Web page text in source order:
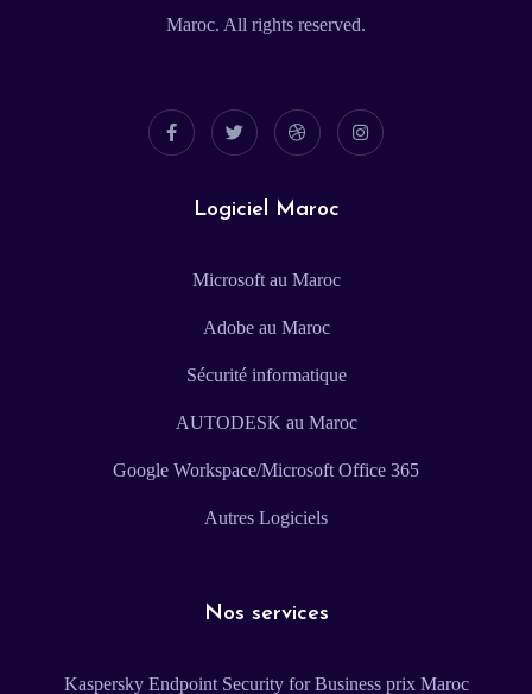
Maroc. All rights reserved.
Logiciel Maroc
Microsoft au Maroc
Adobe au Maroc
Sécurité informatique
AUTODESK au Maroc
Google Workspace/Microsoft Office 365
Autres Logiciels
Nos services
Kaspersky Endpoint Security for Business prix Maroc